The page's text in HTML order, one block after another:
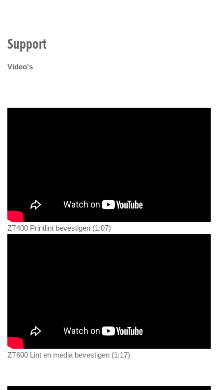
Support
Video's
ZT400 Printlint bevestigen (1:07)
ZT600 Lint en media bevestigen (1:17)